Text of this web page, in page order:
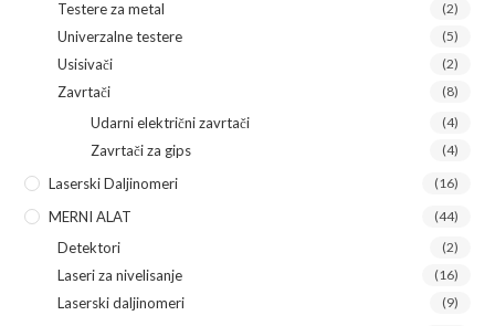
Testere za metal (2)
Univerzalne testere (5)
Usisivači (2)
Zavrtači (8)
Udarni električni zavrtači (4)
Zavrtači za gips (4)
Laserski Daljinomeri (16)
MERNI ALAT (44)
Detektori (2)
Laseri za nivelisanje (16)
Laserski daljinomeri (9)